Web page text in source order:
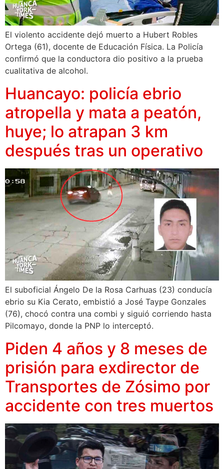
El violento accidente dejó muerto a Hubert Robles
Ortega (61), docente de Educación Física. La Policía
confirmó que la conductora dio positivo a la prueba
cualitativa de alcohol.
Huancayo: policía ebrio
atropella y mata a peatón,
huye; lo atrapan 3 km
después tras un operativo
El suboficial Ángelo De la Rosa Carhuas (23) conducía
ebrio su Kia Cerato, embistió a José Taype Gonzales
(76), chocó contra una combi y siguió corriendo hasta
Pilcomayo, donde la PNP lo interceptó.
Piden 4 años y 8 meses de
prisión para exdirector de
Transportes de Zósimo por
accidente con tres muertos